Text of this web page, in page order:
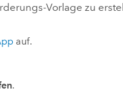
Vorlage zu
auf.
.